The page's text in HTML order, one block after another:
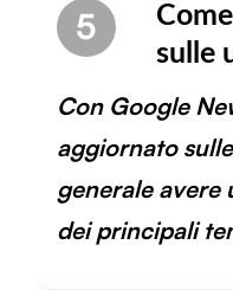
5
sulle
Con Google
aggiornato
generale avere
dei principali